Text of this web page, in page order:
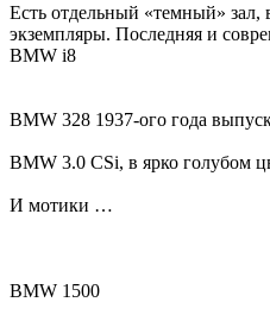
Есть отдельный «темный» зал,
экземпляры. Последняя и
BMW i8
BMW 328 1937-ого года
BMW 3.0 CSi, в ярко голубом
И мотики …
BMW 1500